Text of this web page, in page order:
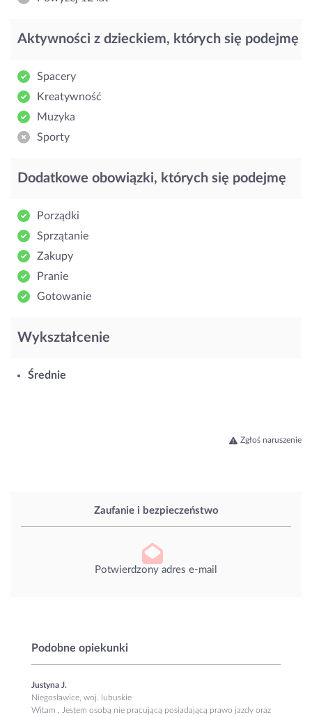
Zaufanie i bezpieczeństwo
Potwierdzony adres e-mail
Podobne opiekunki
Justyna J.
Niegosławice, woj. lubuskie
Witam , Jestem osobą nie pracującą posiadającą prawo jazdy oraz
Aktywności z dzieckiem, których się podejmę
Spacery
Kreatywność
Muzyka
Sporty
Dodatkowe obowiązki, których się podejmę
Porządki
Sprzątanie
Zakupy
Pranie
Gotowanie
Wykształcenie
Średnie
Zgłoś naruszenie